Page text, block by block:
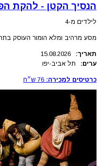
הנסיך הקטן - להקת
לילדים מ-4
מסע מרהיב ומלא הומור העוסק
תאריך:
15.08.2026
ערים:
תל אביב-יפו
כרטיסים למכירה: 76 ש״ח